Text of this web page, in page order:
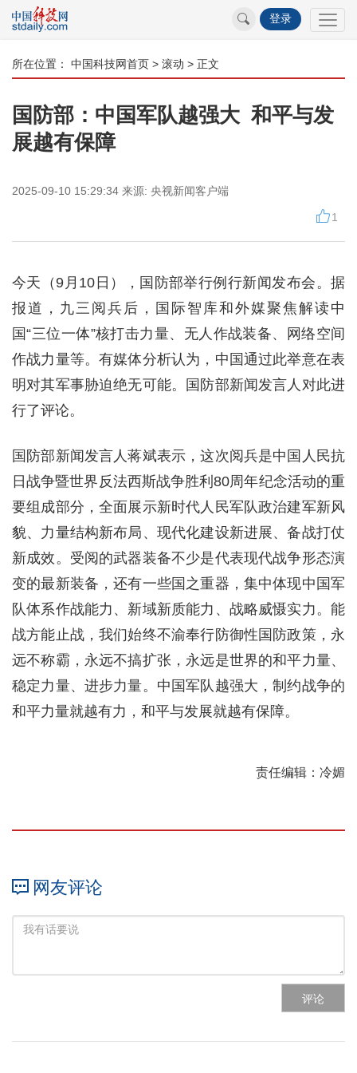
登录
所在位置： 中国科技网首页 > 滚动 > 正文
国防部：中国军队越强大 和平与发
展越有保障
2025-09-10 15:29:34 来源: 央视新闻客户端
1
今天（9月10日），国防部举行例行新闻发布会。据
报道，九三阅兵后，国际智库和外媒聚焦解读中
国“三位一体”核打击力量、无人作战装备、网络空间
作战力量等。有媒体分析认为，中国通过此举意在表
明对其军事胁迫绝无可能。国防部新闻发言人对此进
行了评论。
国防部新闻发言人蒋斌表示，这次阅兵是中国人民抗
日战争暨世界反法西斯战争胜利80周年纪念活动的重
要组成部分，全面展示新时代人民军队政治建军新风
貌、力量结构新布局、现代化建设新进展、备战打仗
新成效。受阅的武器装备不少是代表现代战争形态演
变的最新装备，还有一些国之重器，集中体现中国军
队体系作战能力、新域新质能力、战略威慑实力。能
战方能止战，我们始终不渝奉行防御性国防政策，永
远不称霸，永远不搞扩张，永远是世界的和平力量、
稳定力量、进步力量。中国军队越强大，制约战争的
和平力量就越有力，和平与发展就越有保障。
责任编辑：冷媚
网友评论
评论